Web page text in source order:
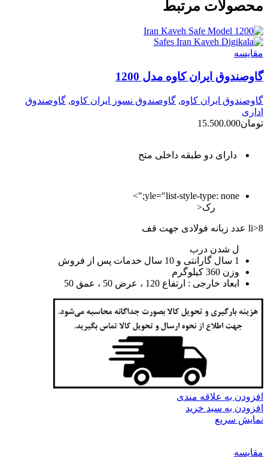
محصولات مرتبط
مقايسه
گاوصندوق ایران کاوه مدل 1200
گاوصندوق ایران کاوه, گاوصندوق نسوز ایران کاوه, گاوصندوق
اداری
تومان15.500.000
دارای دو طبقه داخلی متح
yle="list-style-type: none;">
رک<
li>8 عدد زبانه فولادی جهت قف
ل شدن درب
1 سال گارانتی و 10 سال خدمات پس از فروش
وزن 360 کیلوگرم
ابعاد خارجی : ارتفاع 120 ، عرض 50 ، عمق 50
افزودن به علاقه مندی
افزودن به سبد خرید
نمایش سریع
مقايسه